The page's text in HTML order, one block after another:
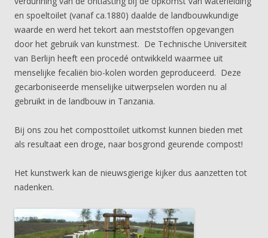
en spoeltoilet (vanaf ca.1880) daalde de landbouwkundige
waarde en werd het tekort aan meststoffen opgevangen
door het gebruik van kunstmest. De Technische Universiteit
van Berlijn heeft een procedé ontwikkeld waarmee uit
menselijke fecaliën bio-kolen worden geproduceerd. Deze
gecarboniseerde menselijke uitwerpselen worden nu al
gebruikt in de landbouw in Tanzania.
Bij ons zou het composttoilet uitkomst kunnen bieden met
als resultaat een droge, naar bosgrond geurende compost!
Het kunstwerk kan de nieuwsgierige kijker dus aanzetten tot
nadenken.